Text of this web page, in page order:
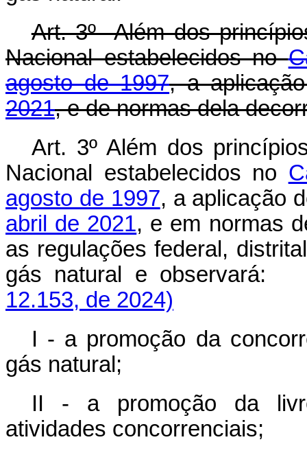
Art. 3º Além dos
Nacional estabelecidos no
agosto de 1997, a
2021, e de normas dela
Art. 3º Além dos
Nacional estabelecidos no
agosto de 1997, a aplicação
abril de 2021, e em normas
as regulações federal,
gás natural e
12.153, de 2024)
I - a promoção da
gás natural;
II - a promoção da
atividades concorrenciais;